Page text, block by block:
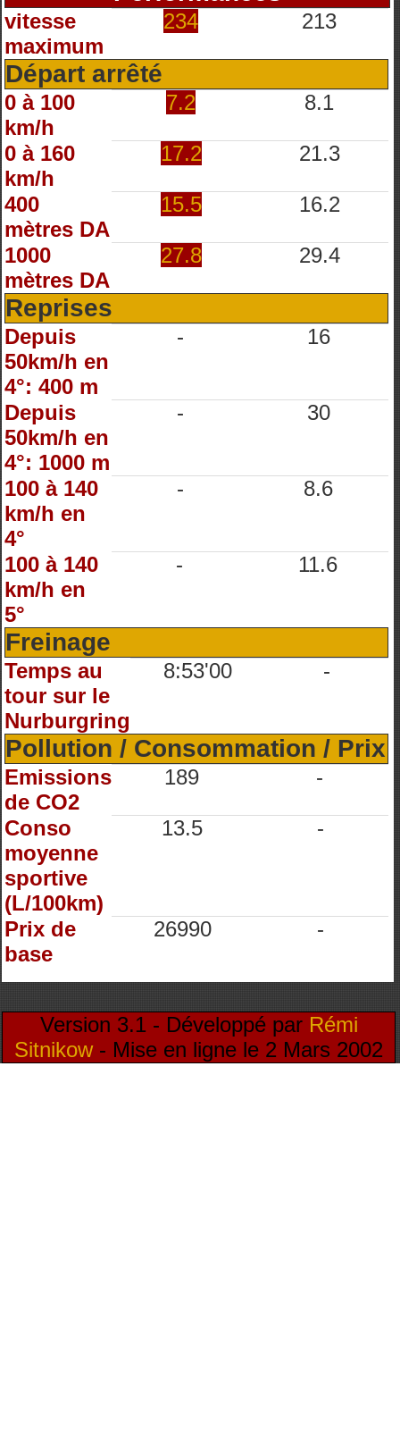
vitesse
maximum
234 213
Départ arrêté
0 à 100
km/h
7.2 8.1
0 à 160
km/h
17.2 21.3
400
mètres DA
15.5 16.2
1000
mètres DA
27.8 29.4
Reprises
Depuis
50km/h en
4°: 400 m
- 16
Depuis
50km/h en
4°: 1000 m
- 30
100 à 140
km/h en
4°
- 8.6
100 à 140
km/h en
5°
- 11.6
Freinage
Temps au
tour sur le
Nurburgring
8:53'00 -
Pollution / Consommation / Prix
Emissions
de CO2
189 -
Conso
moyenne
sportive
(L/100km)
13.5 -
Prix de
base
26990 -
Version 3.1 - Développé par Rémi
Sitnikow- Mise en ligne le 2 Mars 2002